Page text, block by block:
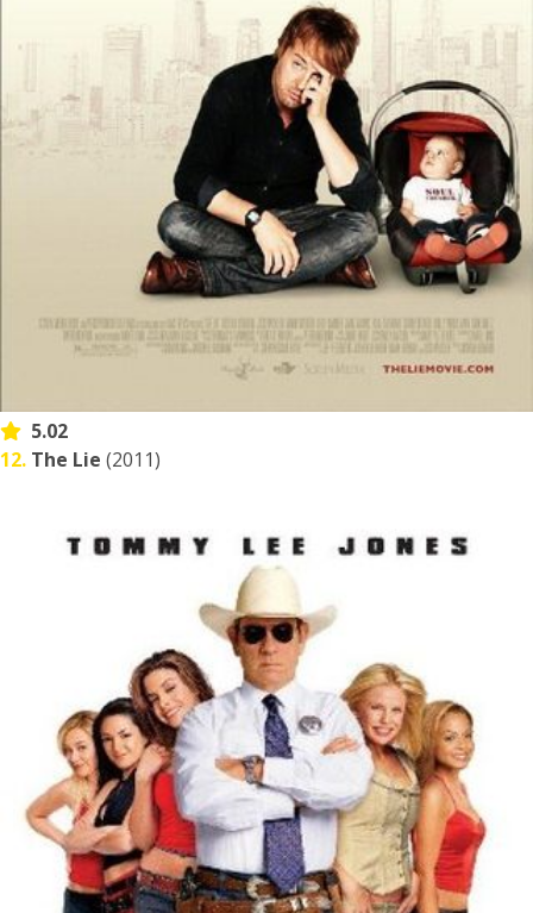
5.02
12. The Lie (2011)